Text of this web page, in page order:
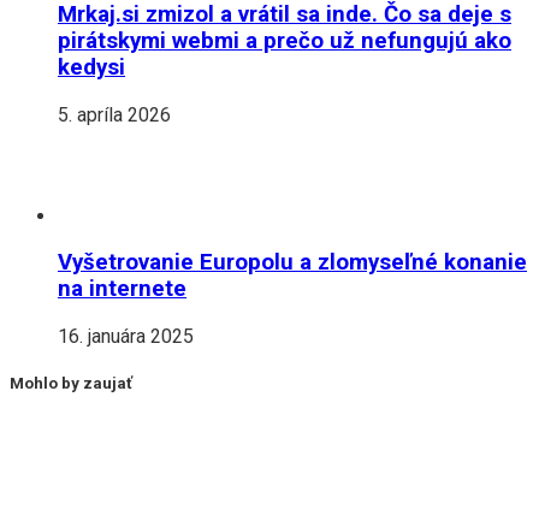
Mrkaj.si zmizol a vrátil sa inde. Čo sa deje s
pirátskymi webmi a prečo už nefungujú ako
kedysi
5. apríla 2026
Vyšetrovanie Europolu a zlomyseľné konanie
na internete
16. januára 2025
Mohlo by zaujať